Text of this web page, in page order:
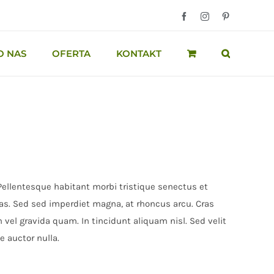
FacebookInstagram
NAS OFERTA KONTAKT
habitant morbi tristique senectus et
Sed sed imperdiet magna, at rhoncus arcu. Cras
gravida quam. In tincidunt aliquam nisl. Sed velit
auctor nulla.